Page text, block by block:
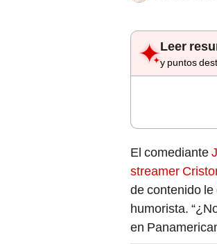
Leer
y puntos
El comediante
streamer
de contenido
humorista.
en